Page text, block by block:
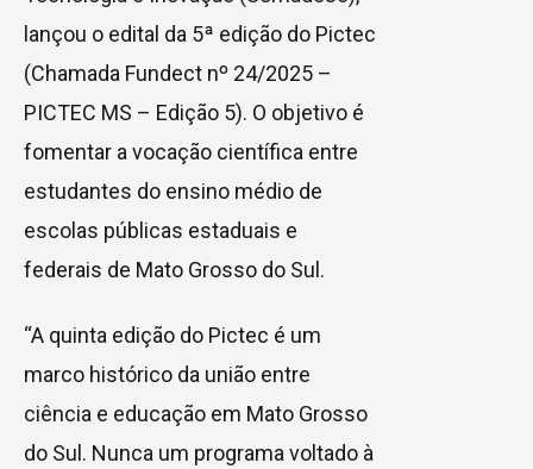
lançou o edital da 5ª edição do Pictec
(Chamada Fundect nº 24/2025 –
PICTEC MS – Edição 5). O objetivo é
fomentar a vocação científica entre
estudantes do ensino médio de
escolas públicas estaduais e
federais de Mato Grosso do Sul.
“A quinta edição do Pictec é um
marco histórico da união entre
ciência e educação em Mato Grosso
do Sul. Nunca um programa voltado à